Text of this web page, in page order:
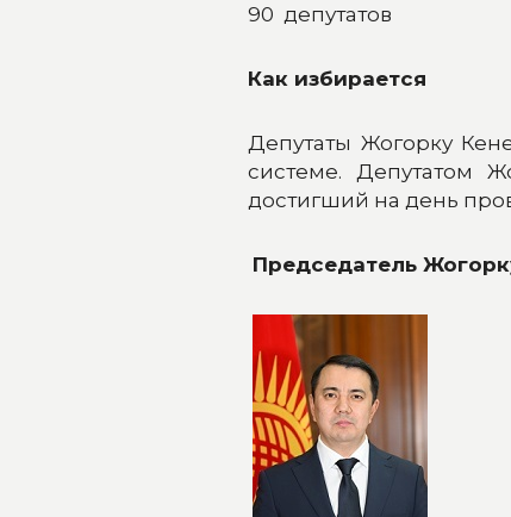
90 депутатов
Как избирается
Депутаты Жогорку
системе. Депутатом
достигший на день
Председатель